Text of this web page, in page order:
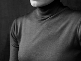
Gräsergarten